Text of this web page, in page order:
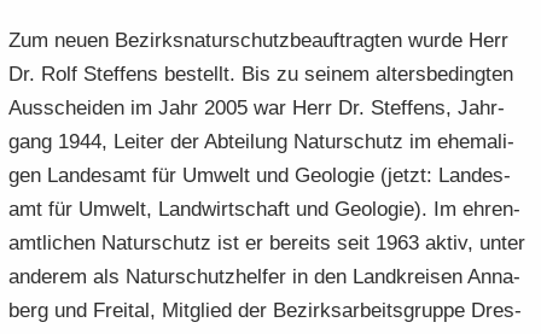
Zum neuen Be­zirks­na­tur­schutz­be­auf­trag­ten wurde Herr
Dr. Rolf Stef­fens be­stellt. Bis zu sei­nem al­ters­be­ding­ten
Aus­schei­den im Jahr 2005 war Herr Dr. Stef­fens, Jahr­
gang 1944, Lei­ter der Ab­tei­lung Na­tur­schutz im ehe­ma­li­
gen Lan­des­amt für Um­welt und Geo­lo­gie (jetzt: Lan­des­
amt für Um­welt, Land­wirt­schaft und Geo­lo­gie). Im eh­ren­
amt­li­chen Na­tur­schutz ist er be­reits seit 1963 aktiv, unter
an­de­rem als Na­tur­schutz­hel­fer in den Land­krei­sen An­na­
berg und Frei­tal, Mit­glied der Be­zirks­ar­beits­grup­pe Dres­